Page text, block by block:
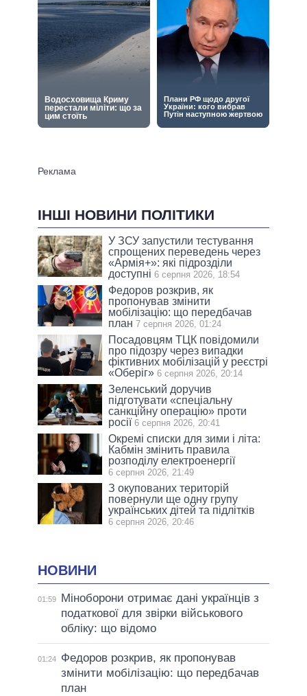
ІНШІ НОВИНИ ПОЛІТИКИ
У ЗСУ запустили тестування
спрощених переведень через
«Армія+»: які підрозділи
доступні 6 серпня 2026, 18:54
Федоров розкрив, як
пропонував змінити
мобілізацію: що передбачав
план 7 серпня 2026, 01:24
Посадовцям ТЦК повідомили
про підозру через випадки
фіктивних мобілізацій у реєстрі
«Оберіг» 6 серпня 2026, 20:14
Зеленський доручив
підготувати «спеціальну
санкційну операцію» проти
росії 6 серпня 2026, 20:41
Окремі списки для зими і літа:
Кабмін змінить правила
розподілу електроенергії
6 серпня 2026, 21:49
З окупованих територій
повернули ще одну групу
українських дітей та підлітків
6 серпня 2026, 20:46
НОВИНИ
01:59
Міноборони отримає дані українців з
податкової для звірки військового
обліку: що відомо
01:24
Федоров розкрив, як пропонував
змінити мобілізацію: що передбачав
план